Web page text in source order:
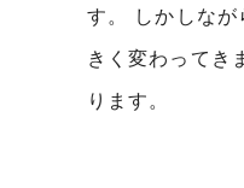
す。 しかしなが
きく変わってき
ります。